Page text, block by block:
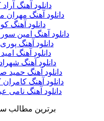
دانلود آهنگ
دانلود آهنگ
دانلود آهنگ
دانلود آهنگ امین
دانلود آهنگ
دانلود آهنگ
دانلود آهنگ
دانلود آهنگ حمید
دانلود آهنگ کامران
دانلود آهنگ نامی
برترین مطالب